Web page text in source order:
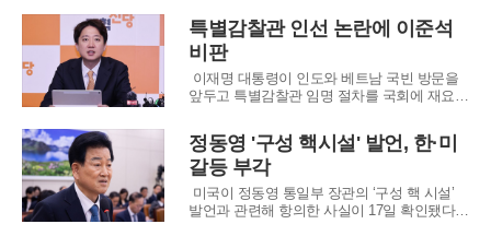
폐지 의사를 밝히자, 오세훈 서울시장은 이를
비판하며 정원오 더불어민주당 서울시장 후보
에게 이 문제에 대한 입장을 밝힐 것을 요구하
고 있다. 이 문제는 서울 시민들에게 큰 영향을
미칠
특별감찰관 인선 논란에 이준석
비판
이재명 대통령이 인도와 베트남 국빈 방문을
앞두고 특별감찰관 임명 절차를 국회에 재요청
통령과 김현지 부속실장을 겨냥해 “진짜로 두
려워할 만한 인물을 추천하겠다”고 밝혔다. 이
대표는 자신의 페이스북을 통해 “더불어민주당
이 독단적으로 특별감찰관을 임명하려 한다면,
정동영 '구성 핵시설' 발언, 한·미
갈등 부각
미국이 정동영 통일부 장관의 ‘구성 핵 시설’
발언과 관련해 항의한 사실이 17일 확인됐다.